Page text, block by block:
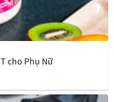
cho Phụ Nữ